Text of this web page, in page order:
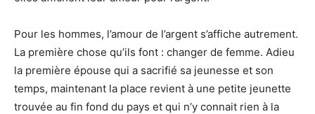
Pour les hommes, l’amour de l’argent s’affiche autrement.
La première chose qu’ils font : changer de femme. Adieu
la première épouse qui a sacrifié sa jeunesse et son
temps, maintenant la place revient à une petite jeunette
trouvée au fin fond du pays et qui n’y connait rien à la